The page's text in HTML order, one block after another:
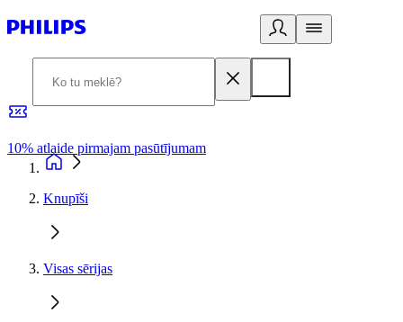
10% atlaide pirmajam pasūtījumam
Knupīši
Visas sērijas